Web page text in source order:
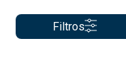
Filtros